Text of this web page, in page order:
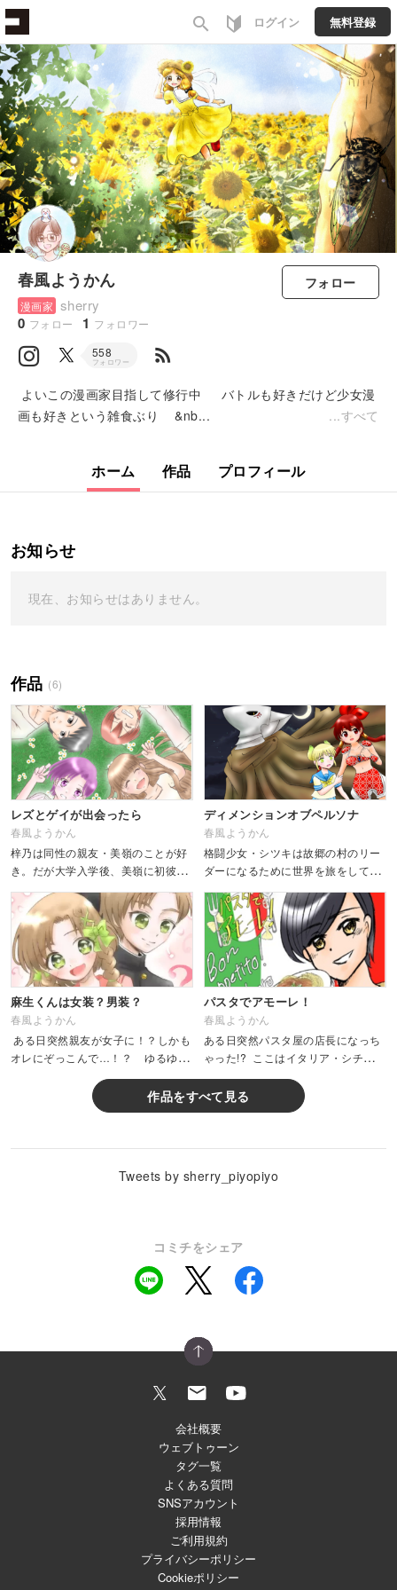
search ログイン 無料登録
春風ようかん
漫画家 sherry
0 フォロー 1 フォロワー
フォロー
558
フォロワー rss_feed
よいこの漫画家目指して修行中 バトルも好きだけど少女漫
画も好きという雑食ぶり &nb...
すべて
ホーム 作品 プロフィール
お知らせ
現在、お知らせはありません。
作品 (6)
レズとゲイが出会ったら
春風ようかん
梓乃は同性の親友・美嶺のことが好
き。だが大学入学後、美嶺に初彼氏
乃だが、美嶺の彼氏・崚には親友が
おり、その親友・梢吾は崚のことが
好きで！？失恋から始まる四人の関
係はどう...
ディメンションオブペルソナ
春風ようかん
格闘少女・シツキは故郷の村のリー
ダーになるために世界を旅をしてい
する謎の仮面。果たしてその正体と
は…？
麻生くんは女装？男装？
春風ようかん
ある日突然親友が女子に！？しかも
オレにぞっこんで…！？ ゆるゆる
パスタでアモーレ！
春風ようかん
ある日突然パスタ屋の店長になっち
ゃった!? ここはイタリア・シチリア
店長になってしまった青年レイとそ
の仲間たちが繰り広げるほのぼの日
作品をすべて見る
Tweets by sherry_piyopiyo
コミチをシェア
会社概要
ウェブトゥーン
タグ一覧
よくある質問
SNSアカウント
採用情報
ご利用規約
プライバシーポリシー
Cookieポリシー